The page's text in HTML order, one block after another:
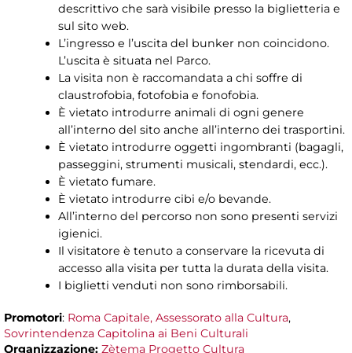
descrittivo che sarà visibile presso la biglietteria e
sul sito web.
L’ingresso e l’uscita del bunker non coincidono.
L’uscita è situata nel Parco.
La visita non è raccomandata a chi soffre di
claustrofobia, fotofobia e fonofobia.
È vietato introdurre animali di ogni genere
all’interno del sito anche all’interno dei trasportini.
È vietato introdurre oggetti ingombranti (bagagli,
passeggini, strumenti musicali, stendardi, ecc.).
È vietato fumare.
È vietato introdurre cibi e/o bevande.
All’interno del percorso non sono presenti servizi
igienici.
Il visitatore è tenuto a conservare la ricevuta di
accesso alla visita per tutta la durata della visita.
I biglietti venduti non sono rimborsabili.
Promotori: Roma Capitale, Assessorato alla Cultura,
Sovrintendenza Capitolina ai Beni Culturali
Organizzazione: Zètema Progetto Cultura